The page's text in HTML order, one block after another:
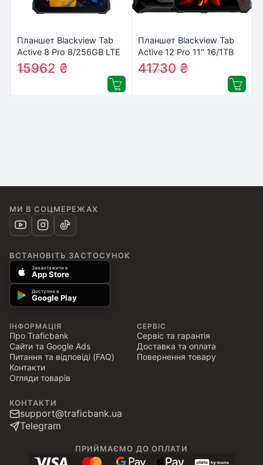
Планшет Blackview Tab
Active 8 Pro 8/256GB LTE
Black (6931548313724)
16981₴
15962 ₴
Планшет Blackview Tab
Active 12 Pro 11″ 16/1TB
5G/LTE Black
+PROJECTOR 120”
45359₴
41730 ₴
МИ В СОЦМЕРЕЖАХ
ВСТАНОВІТЬ ЗАСТОСУНОК
Завантажити в
App Store
Доступно в
Google Play
ІНФОРМАЦІЯ
Про Traficbank
Сайти та Google Ads
Питання та відповіді (FAQ)
Контакти
Огляди товарів
СЕРВІС
Сервіс та гарантія
Доставка та оплата
Повернення товару
КОНТАКТИ
support@traficbank.ua
Telegram
ПРИЙМАЄМО ДО ОПЛАТИ